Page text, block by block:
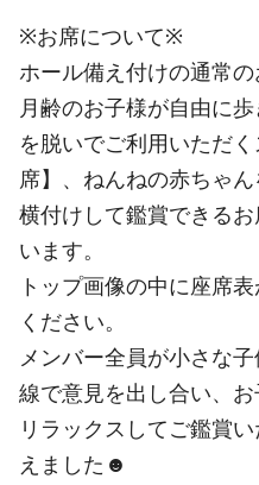
※お席について※
ホール備え付けの通常
月齢のお子様が自由に
を脱いでご利用いただ
席】、ねんねの赤ちゃ
横付けして鑑賞できる
います。
トップ画像の中に座席
ください。
メンバー全員が小さな
線で意見を出し合い、
リラックスしてご鑑賞
えました☻